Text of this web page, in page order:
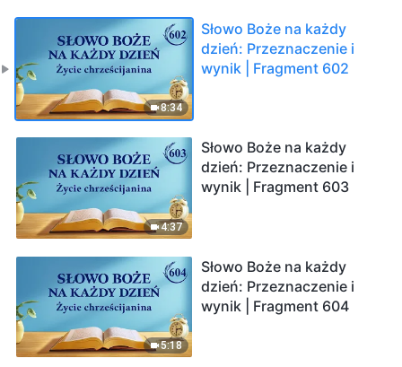
8:34
Słowo Boże na każdy
dzień: Przeznaczenie i
wynik | Fragment 602
4:37
Słowo Boże na każdy
dzień: Przeznaczenie i
wynik | Fragment 603
5:18
Słowo Boże na każdy
dzień: Przeznaczenie i
wynik | Fragment 604